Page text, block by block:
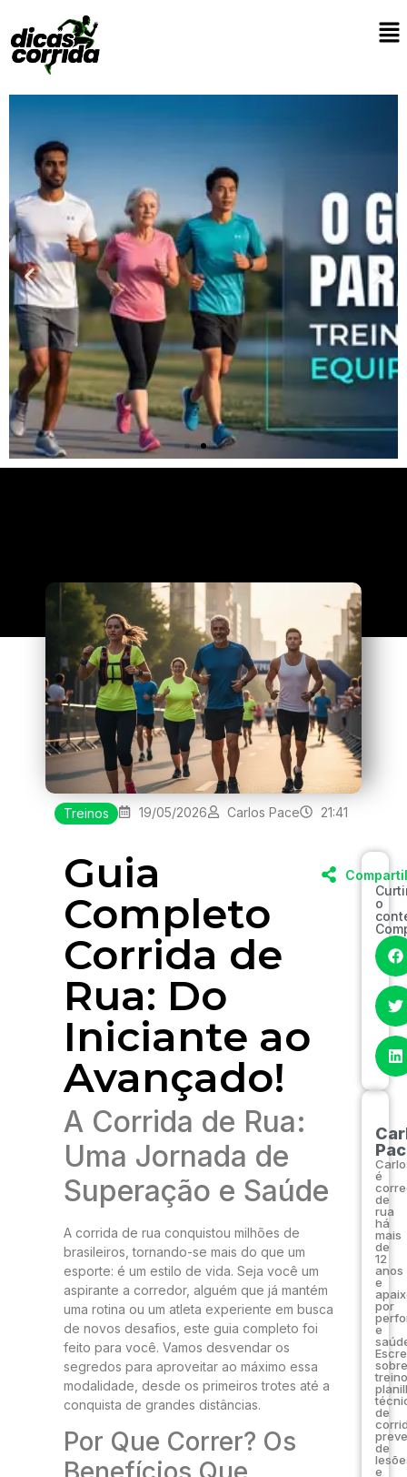
Treinos 19/05/2026 Carlos Pace 21:41
Guia
Completo
Corrida de
Rua: Do
Iniciante ao
Avançado!
A Corrida de Rua:
Uma Jornada de
Superação e Saúde
A corrida de rua conquistou milhões de
brasileiros, tornando-se mais do que um
esporte: é um estilo de vida. Seja você um
aspirante a corredor, alguém que já mantém
uma rotina ou um atleta experiente em busca
de novos desafios, este guia completo foi
feito para você. Vamos desvendar os
segredos para aproveitar ao máximo essa
modalidade, desde os primeiros trotes até a
conquista de grandes distâncias.
Por Que Correr? Os
o
é
de
rua
há
mais
de
12
anos
e
por
e
sobre
de
de
e